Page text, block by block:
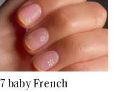
7 baby French